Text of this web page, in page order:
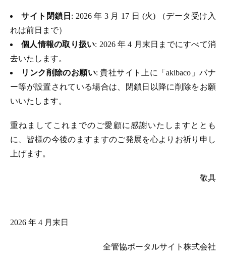
サイト閉鎖日 : 2026 年 3 月 17 日 (火) （データ受け入
れは前日まで）
個人情報の取り扱い: 2026 年 4 月末日までにすべて消
去いたします。
リンク削除のお願い: 貴社サイト上に「akibaco」バナ
ー等が設置されている場合は、閉鎖日以降に削除をお願
いいたします。
重ねましてこれまでのご愛顧に感謝いたしますととも
に、皆様の今後のますますのご発展を心よりお祈り申し
上げます。
敬具
2026 年 4 月末日
全管協ポータルサイト株式会社